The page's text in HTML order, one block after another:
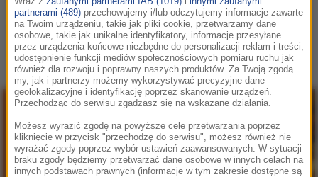
wielkimi artystami, ale też dzieli się z czytelnikiem refleksją
nad sensem swojego...
czytaj więcej
partnerami (489) przechowujemy i/lub odczytujemy informacje zawarte
na Twoim urządzeniu, takie jak pliki cookie, przetwarzamy dane
osobowe, takie jak unikalne identyfikatory, informacje przesyłane
przez urządzenia końcowe niezbędne do personalizacji reklam i treści,
udostępnienie funkcji mediów społecznościowych pomiaru ruchu jak
również dla rozwoju i poprawny naszych produktów. Za Twoją zgodą
my, jak i partnerzy możemy wykorzystywać precyzyjne dane
geolokalizacyjne i identyfikację poprzez skanowanie urządzeń.
Przechodząc do serwisu zgadzasz się na wskazane działania.
Możesz wyrazić zgodę na powyższe cele przetwarzania poprzez
kliknięcie w przycisk "przechodzę do serwisu", możesz również nie
wyrażać zgody poprzez wybór ustawień zaawansowanych. W sytuacji
braku zgody będziemy przetwarzać dane osobowe w innych celach na
innych podstawach prawnych (informacje w tym zakresie dostępne są